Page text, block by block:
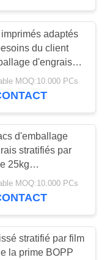
pp
12
des
adaptés
du client
d'engrais
par pp pour
MOQ:10.000 PCs
d'emballage
stratifiés par
25kg
Bopp de
agricole
MOQ:10.000 PCs
stratifié par film
la prime BOPP